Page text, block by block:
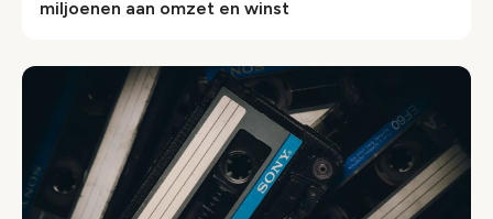
miljoenen aan omzet en winst